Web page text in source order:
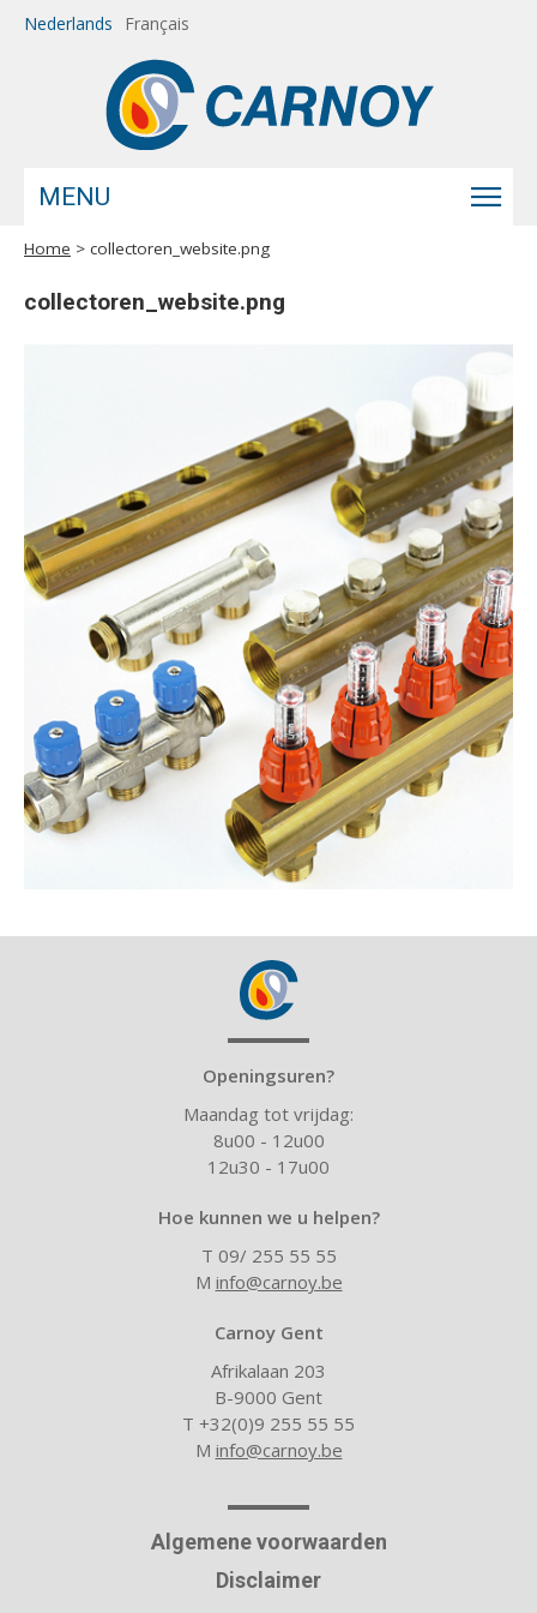
Overslaan en naar de inhoud gaan
Nederlands Français
MENU
U bent hier
Home > collectoren_website.png
collectoren_website.png
Openingsuren?
Maandag tot vrijdag:
8u00 - 12u00
12u30 - 17u00
Hoe kunnen we u helpen?
T 09/ 255 55 55
M info@carnoy.be
Carnoy Gent
Afrikalaan 203
B-9000 Gent
T +32(0)9 255 55 55
M info@carnoy.be
Algemene voorwaarden
Disclaimer